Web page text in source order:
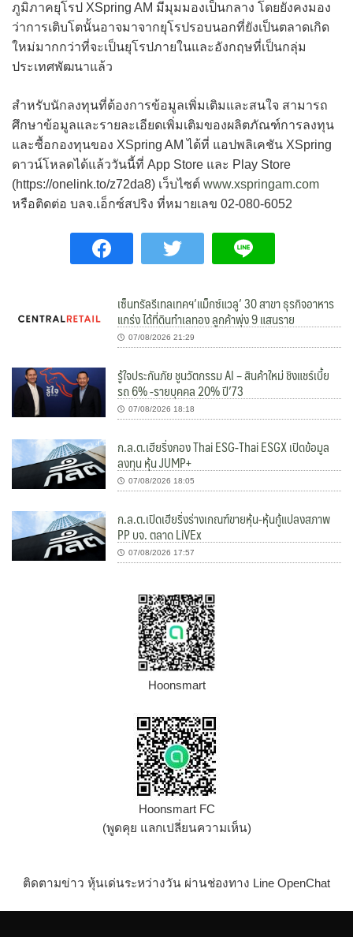
ภูมิภาคยุโรป XSpring AM มีมุมมองเป็นกลาง โดยยังคงมอง
ว่าการเติบโตนั้นอาจมาจากยุโรปรอบนอกที่ยังเป็นตลาดเกิด
ใหม่มากกว่าที่จะเป็นยุโรปภายในและอังกฤษที่เป็นกลุ่ม
ประเทศพัฒนาแล้ว
สำหรับนักลงทุนที่ต้องการข้อมูลเพิ่มเติมและสนใจ สามารถ
ศึกษาข้อมูลและรายละเอียดเพิ่มเติมของผลิตภัณฑ์การลงทุน
และซื้อกองทุนของ XSpring AM ได้ที่ แอปพลิเคชัน XSpring
ดาวน์โหลดได้แล้ววันนี้ที่ App Store และ Play Store
(https://onelink.to/z72da8) เว็บไซต์ www.xspringam.com
หรือติดต่อ บลจ.เอ็กซ์สปริง ที่หมายเลข 02-080-6052
เซ็นทรัลรีเทลเทคฯ’แม็กซ์แวลู’ 30 สาขา ธุรกิจอาหาร
แกร่ง ได้ที่ดินทำเลทอง ลูกค้าพุ่ง 9 แสนราย
07/08/2026 21:29
รู้ใจประกันภัย ชูนวัตกรรม AI – สินค้าใหม่ ชิงแชร์เบี้ย
รถ 6% -รายบุคคล 20% ปี’73
07/08/2026 18:18
ก.ล.ต.เฮียริ่งกอง Thai ESG-Thai ESGX เปิดข้อมูล
ลงทุน หุ้น JUMP+
07/08/2026 18:05
ก.ล.ต.เปิดเฮียริ่งร่างเกณฑ์ขายหุ้น-หุ้นกู้แปลงสภาพ
PP บจ. ตลาด LiVEx
07/08/2026 17:57
Hoonsmart
Hoonsmart FC
(พูดคุย แลกเปลี่ยนความเห็น)
ติดตามข่าว หุ้นเด่นระหว่างวัน ผ่านช่องทาง Line OpenChat